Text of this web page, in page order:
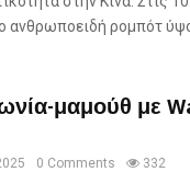
ρομπότ
μαμούθ με
0 Comments 332